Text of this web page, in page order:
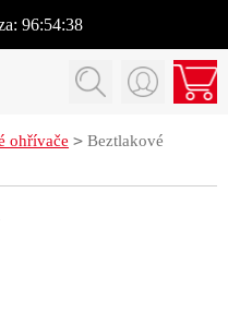
96:54:38
ohřívače > Beztlakové